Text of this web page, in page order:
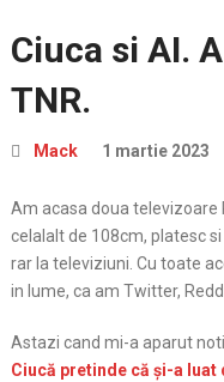
Ciuca si AI.
TNR.
Mack 1 martie 2023
Am acasa doua televizoare
celalalt de 108cm, platesc
rar la televiziuni. Cu toate
in lume, ca am Twitter,
Astazi cand mi-a aparut
Ciucă pretinde că și-a